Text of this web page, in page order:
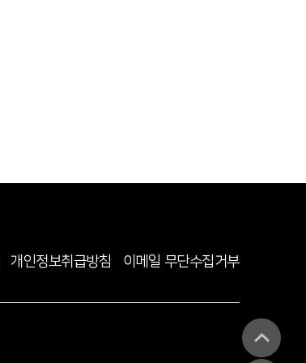
개인정보취급방침 이메일 무단수집거부